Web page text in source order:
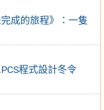
成的旅程》：一隻
程式設計冬令